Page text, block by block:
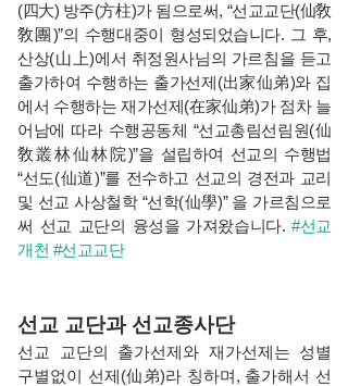
(四大) 방주(方柱)가 됨으로써, “선교교단(仙敎
敎團)”의 수행대중이 형성되었습니다. 그 후,
산상(山上)에서 취정원사님의 가르침을 듣고
출가하여 수행하는 출가선제(出家仙弟)와 집
에서 수행하는 재가선제(在家仙弟)가 점차 늘
어남에 따라 수행공동체 “선교총림선림원(仙
敎叢林仙林院)”을 설립하여 선교의 수행법
“선도(仙道)”를 전수하고 선교의 경전과 교리
및 선교 사상철학 “선학(仙學)” 을 가르침으로
써 선교 교단의 융성을 가져왔습니다.#선교
개천 #선교교단
선교 교단과 선교종사단
선교 교단의 출가선제와 재가선제는 성별
구별없이 선제(仙弟)라 칭하며, 출가해서 선